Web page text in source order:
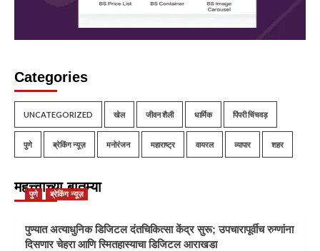
Categories
UNCATEGORIZED खेल जीवन शैली धार्मिक पिंपरी चिंचवड़
पुणे ब्रेकिंग न्यूज़ मनोरंजन महाराष्ट्र वायरल व्यापार शहर
महत्त्वाच्या बातम्या
पुणे ब्रेकिंग न्यूज़
पुण्यात अत्याधुनिक डिजिटल दंतचिकित्सा केंद्र सुरू; उपचारापूर्वीच रुग्णांना
दिसणार चेहरा आणि स्मितहास्याचा डिजिटल आराखडा